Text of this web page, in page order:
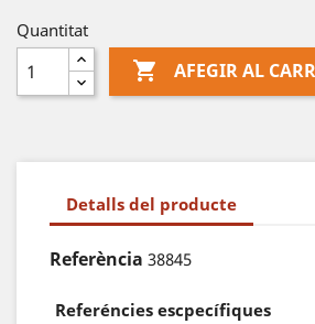
Quantitat
 AFEGIR AL
Detalls del producte
Referència 38845
Referéncies escpecífiques